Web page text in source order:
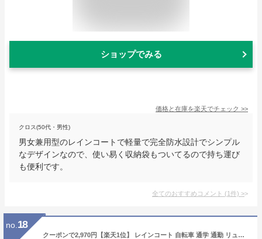
ショップでみる
価格と在庫を楽天でチェック >>
クロス(50代・男性)
男女兼用型のレインコートで軽量で完全防水設計でシンプル
なデザインなので、使い易く収納袋もついてるので持ち運び
も便利です。
全てのおすすめコメント (1件) >
no. 18
クーポンで2,970円【楽天1位】 レインコート 自転車 通学 通勤 リュック 保育園 レインポンチョ 二重ツバ L/XL 反射テープ アウトドア キャンプ 防災 バイク 原付 野外フェスレインコート 安全ロング丈 クリア視野 リュック対応 ランドセル対応 ポケット付 母の日